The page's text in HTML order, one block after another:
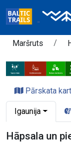
Maršruts
Pārskata
Igaunija
Hāpsala un